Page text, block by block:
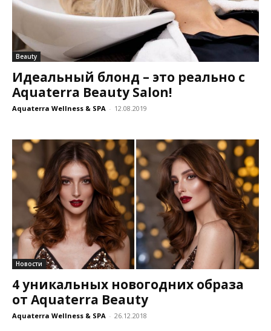
Beauty
Идеальный блонд – это реально с
Aquaterra Beauty Salon!
Aquaterra Wellness & SPA - 12.08.2019
Новости
4 уникальных новогодних образа
от Aquaterra Beauty
Aquaterra Wellness & SPA - 26.12.2018